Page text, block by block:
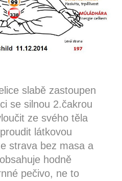
slabě zastoupen
se silnou 2.čakrou
ze svého těla
látkovou
strava bez masa a
hodně
pečivo, ne to